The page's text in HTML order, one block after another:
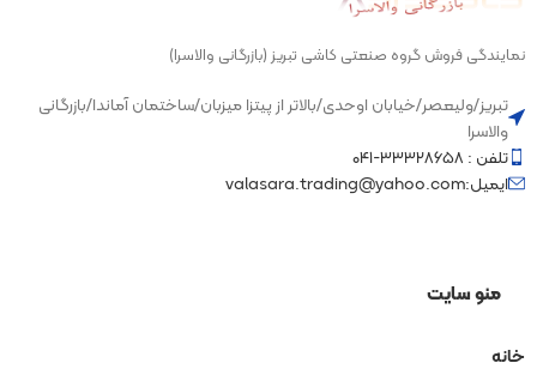
نمایندگی فروش گروه صنعتی کاشی تبریز (بازرگانی والاسرا)
تبریز/ولیعصر/خیابان اوحدی/بالاتر از پیتزا میزبان/ساختمان آماندا/بازرگانی
والاسرا
تلفن : ۳۳۳۲۸۶۵۸-۰۴۱
ایمیل:valasara.trading@yahoo.com
منو سایت
خانه